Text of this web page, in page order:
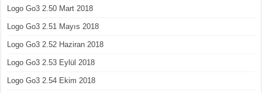
Logo Go3 2.50 Mart 2018
Logo Go3 2.51 Mayıs 2018
Logo Go3 2.52 Haziran 2018
Logo Go3 2.53 Eylül 2018
Logo Go3 2.54 Ekim 2018